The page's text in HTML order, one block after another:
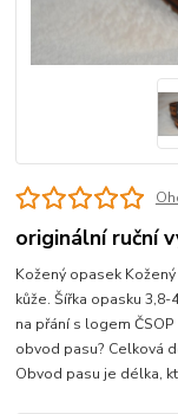
originální ruční
Kožený opasek
kůže. Šířka opasku
na přání s logem
obvod pasu? Celková
Obvod pasu je délka,